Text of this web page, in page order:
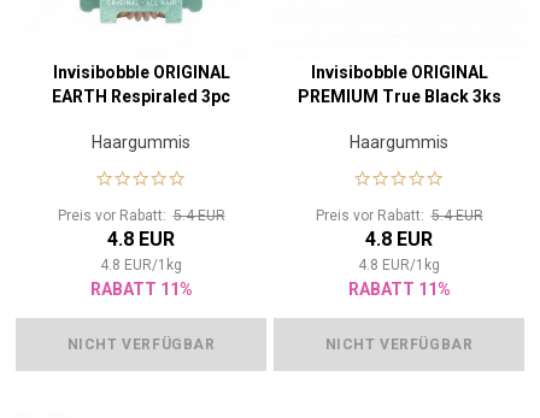
Invisibobble ORIGINAL
EARTH Respiraled 3pc
Haargummis
Preis vor Rabatt:5.4 EUR
4.8 EUR
4.8 EUR/1 kg
RABATT 11%
NICHT VERFÜGBAR
Invisibobble ORIGINAL
PREMIUM True Black 3ks
Haargummis
Preis vor Rabatt:5.4 EUR
4.8 EUR
4.8 EUR/1 kg
RABATT 11%
NICHT VERFÜGBAR